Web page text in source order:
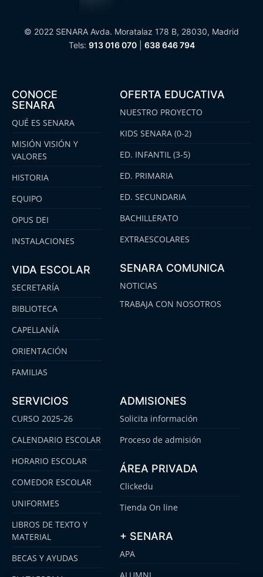
© 2022 SENARA Avda. Moratalaz 178 B, 28030, Madrid
Tels: 913 016 070| 638 646 794
CONOCE
SENARA
QUÉ ES SENARA
MISIÓN VISIÓN Y
VALORES
HISTORIA
EQUIPO
OPUS DEI
INSTALACIONES
VIDA ESCOLAR
SECRETARÍA
BIBLIOTECA
CAPELLANÍA
ORIENTACIÓN
FAMILIAS
OFERTA EDUCATIVA
NUESTRO PROYECTO
KIDS SENARA (0-2)
ED. INFANTIL (3-5)
ED. PRIMARIA
ED. SECUNDARIA
BACHILLERATO
EXTRAESCOLARES
SENARA COMUNICA
NOTICIAS
TRABAJA CON NOSOTROS
SERVICIOS
CURSO 2025-26
CALENDARIO ESCOLAR
HORARIO ESCOLAR
COMEDOR ESCOLAR
UNIFORMES
LIBROS DE TEXTO Y
MATERIAL
BECAS Y AYUDAS
ADMISIONES
Solicita información
Proceso de admisión
ÁREA PRIVADA
Clickedu
Tienda On line
+ SENARA
APA